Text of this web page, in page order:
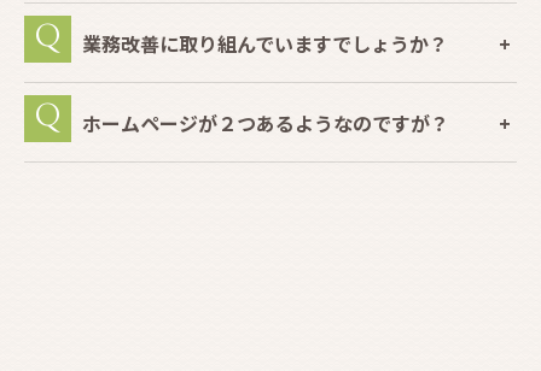
業務改善に取り組んでいますでしょうか？
ホームページが２つあるようなのですが？